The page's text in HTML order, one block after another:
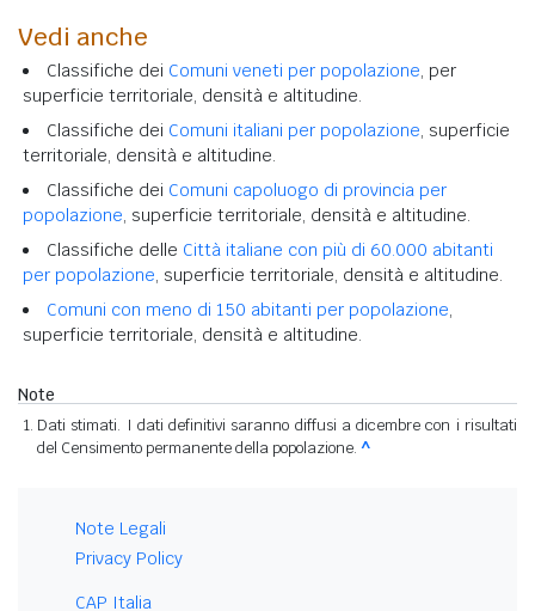
Vedi anche
Classifiche dei Comuni veneti per popolazione, per
superficie territoriale, densità e altitudine.
Classifiche dei Comuni italiani per popolazione, superficie
territoriale, densità e altitudine.
Classifiche dei Comuni capoluogo di provincia per
popolazione, superficie territoriale, densità e altitudine.
Classifiche delle Città italiane con più di 60.000 abitanti
per popolazione, superficie territoriale, densità e altitudine.
Comuni con meno di 150 abitanti per popolazione,
superficie territoriale, densità e altitudine.
Note
Dati stimati. I dati definitivi saranno diffusi a dicembre con i risultati
del Censimento permanente della popolazione. ^
Note Legali
Privacy Policy
CAP Italia